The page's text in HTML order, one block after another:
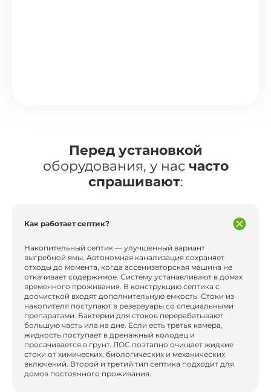
Перед установкой
оборудования, у нас часто
спрашивают:
Как работает септик?
Накопительный септик — улучшенный вариант
выгребной ямы. Автономная канализация сохраняет
отходы до момента, когда ассенизаторская машина не
откачивает содержимое. Систему устанавливают в домах
временного проживания. В конструкцию септика с
доочисткой входят дополнительную емкость. Стоки из
накопителя поступают в резервуары со специальными
препаратами. Бактерии для стоков перерабатывают
большую часть ила на дне. Если есть третья камера,
жидкость поступает в дренажный колодец и
просачивается в грунт. ЛОС поэтапно очищает жидкие
стоки от химических, биологических и механических
включений. Второй и третий тип септика подходит для
домов постоянного проживания.